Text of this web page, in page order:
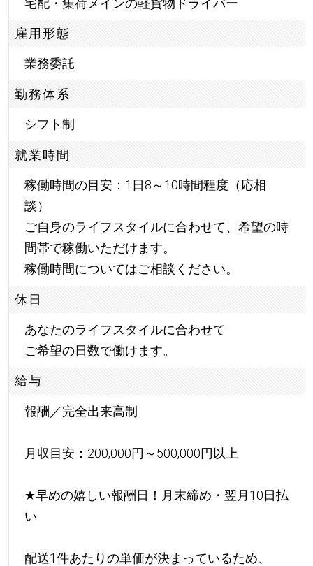
雇用形態
業務委託
勤務体系
シフト制
就業時間
稼働時間の目安：1日8～10時間程度（応相
談）
ご自身のライフスタイルに合わせて、希望の時
間帯で稼働いただけます。
稼働時間についてはご相談ください。
休日
あなたのライフスタイルに合わせて
ご希望の日数で働けます。
給与
報酬／完全出来高制
月収目安：200,000円～500,000円以上
★早めの嬉しい報酬日！月末締め・翌月10日払
い
配送1件あたりの単価が決まっているため、